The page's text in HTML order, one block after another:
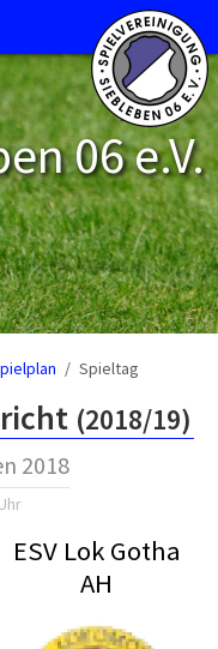
06 e.V.
Spieltag
(2018/19)
2018
ESV Lok Gotha
AH